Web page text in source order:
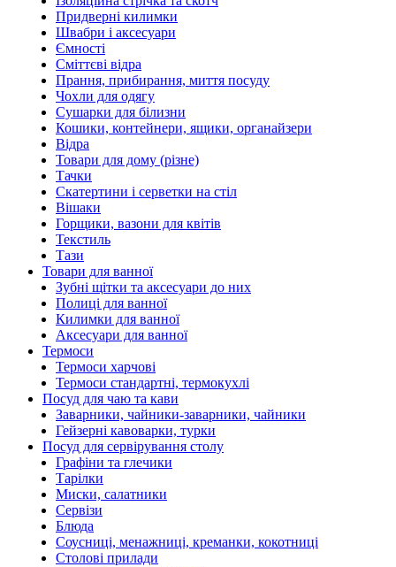
Придверні килимки
Швабри і аксесуари
Ємності
Сміттєві відра
Прання, прибирання, миття посуду
Чохли для одягу
Сушарки для білизни
Кошики, контейнери, ящики, органайзери
Відра
Товари для дому (різне)
Тачки
Скатертини і серветки на стіл
Вішаки
Горщики, вазони для квітів
Текстиль
Тази
Товари для ванної
Зубні щітки та аксесуари до них
Полиці для ванної
Килимки для ванної
Аксесуари для ванної
Термоси
Термоси харчові
Термоси стандартні, термокухлі
Посуд для чаю та кави
Заварники, чайники-заварники, чайники
Гейзерні кавоварки, турки
Посуд для сервірування столу
Графіни та глечики
Тарілки
Миски, салатники
Сервізи
Блюда
Соусниці, менажниці, креманки, кокотниці
Столові прилади